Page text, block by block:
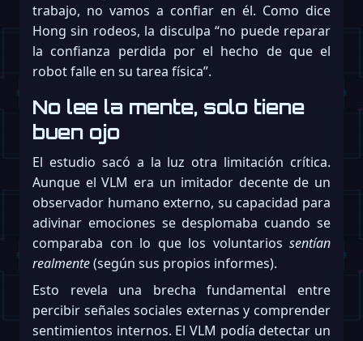
trabajo, no vamos a confiar en él. Como dice
Hong sin rodeos, la disculpa “no puede reparar
la confianza perdida por el hecho de que el
robot falle en su tarea física”.
No lee la mente, solo tiene
buen ojo
El estudio sacó a la luz otra limitación crítica.
Aunque el VLM era un imitador decente de un
observador humano externo, su capacidad para
adivinar emociones se desplomaba cuando se
comparaba con lo que los voluntarios sentían
realmente(según sus propios informes).
Esto revela una brecha fundamental entre
percibir señales sociales externas y comprender
sentimientos internos. El VLM podía detectar un